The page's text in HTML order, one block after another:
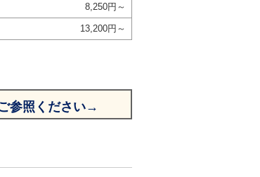
8,250円～
13,200円～
参照ください→